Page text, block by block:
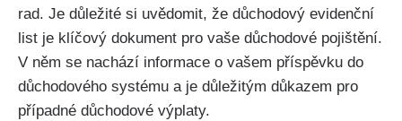
rad. Je důležité si uvědomit, že důchodový evidenční
list je klíčový dokument pro vaše důchodové pojištění.
V něm se nachází informace o vašem příspěvku do
důchodového systému a je důležitým důkazem pro
případné důchodové výplaty.